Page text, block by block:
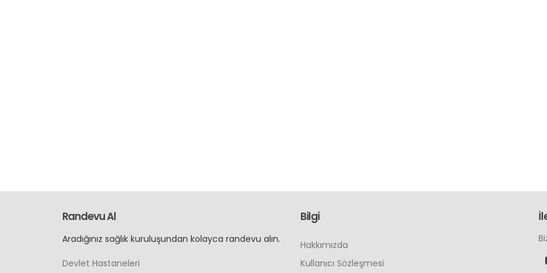
Randevu Al
Aradığınız sağlık kuruluşundan kolayca randevu alın.
Devlet Hastaneleri
Bilgi
Hakkımızda
Kullanıcı Sözleşmesi